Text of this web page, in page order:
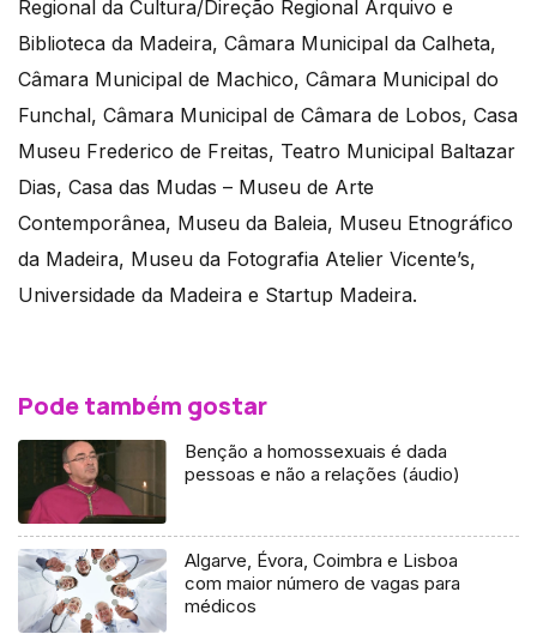
Regional da Cultura/Direção Regional Arquivo e
Biblioteca da Madeira, Câmara Municipal da Calheta,
Câmara Municipal de Machico, Câmara Municipal do
Funchal, Câmara Municipal de Câmara de Lobos, Casa
Museu Frederico de Freitas, Teatro Municipal Baltazar
Dias, Casa das Mudas – Museu de Arte
Contemporânea, Museu da Baleia, Museu Etnográfico
da Madeira, Museu da Fotografia Atelier Vicente’s,
Universidade da Madeira e Startup Madeira.
Pode também gostar
Benção a homossexuais é dada
pessoas e não a relações (áudio)
Algarve, Évora, Coimbra e Lisboa
com maior número de vagas para
médicos